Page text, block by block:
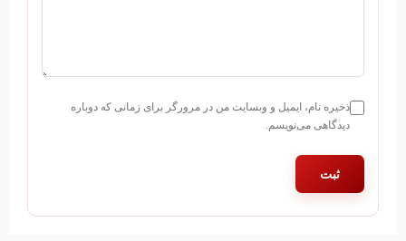
ذخیره نام، ایمیل و وبسایت من در مرورگر برای زمانی که دوباره
دیدگاهی می‌نویسم.